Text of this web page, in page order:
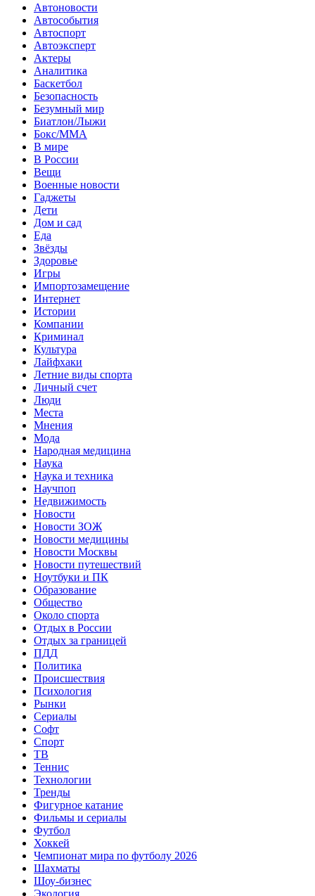
Автоновости
Автособытия
Автоспорт
Автоэксперт
Актеры
Аналитика
Баскетбол
Безопасность
Безумный мир
Биатлон/Лыжи
Бокс/MMA
В мире
В России
Вещи
Военные новости
Гаджеты
Дети
Дом и сад
Еда
Звёзды
Здоровье
Игры
Импортозамещение
Интернет
Истории
Компании
Криминал
Культура
Лайфхаки
Летние виды спорта
Личный счет
Люди
Места
Мнения
Мода
Народная медицина
Наука
Наука и техника
Научпоп
Недвижимость
Новости
Новости ЗОЖ
Новости медицины
Новости Москвы
Новости путешествий
Ноутбуки и ПК
Образование
Общество
Около спорта
Отдых в России
Отдых за границей
ПДД
Политика
Происшествия
Психология
Рынки
Сериалы
Софт
Спорт
ТВ
Теннис
Технологии
Тренды
Фигурное катание
Фильмы и сериалы
Футбол
Хоккей
Чемпионат мира по футболу 2026
Шахматы
Шоу-бизнес
Экология